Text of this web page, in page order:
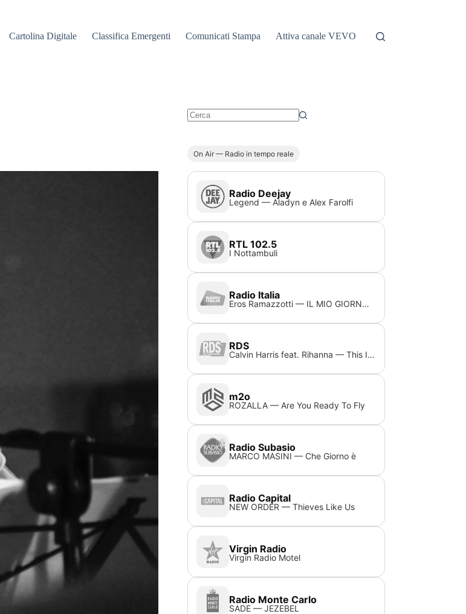
Cartolina Digitale Classifica Emergenti Comunicati Stampa Attiva canale VEVO
On Air — Radio in tempo reale
Radio Deejay
Legend — Aladyn e Alex Farolfi
RTL 102.5
I Nottambuli
Radio Italia
Eros Ramazzotti — IL MIO GIORNO PREFERITO
RDS
Calvin Harris feat. Rihanna — This Is What You Came For
m2o
ROZALLA — Are You Ready To Fly
Radio Subasio
MARCO MASINI — Che Giorno è
Radio Capital
NEW ORDER — Thieves Like Us
Virgin Radio
Virgin Radio Motel
Radio Monte Carlo
SADE — JEZEBEL